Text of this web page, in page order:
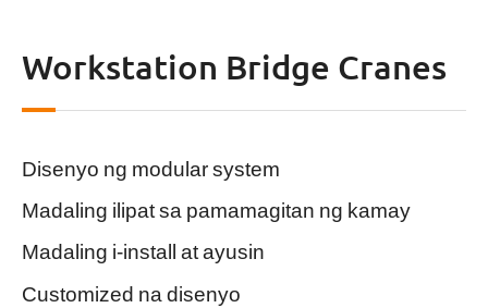
Workstation Bridge Cranes
Disenyo ng modular system
Madaling ilipat sa pamamagitan ng kamay
Madaling i-install at ayusin
Customized na disenyo